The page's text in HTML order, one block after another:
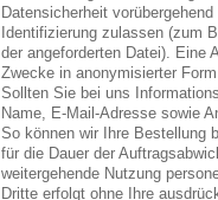
Datensicherheit
Identifizierung zulassen (zum
der angeforderten Datei). Eine
Zwecke in anonymisierter
Sollten Sie bei uns
Name, E-Mail-Adresse sowie
So können wir Ihre Bestellung
für die Dauer der
weitergehende Nutzung
Dritte erfolgt ohne Ihre